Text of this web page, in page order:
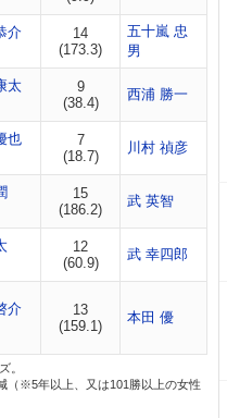
介
14
(173.3)
五十嵐 忠
男
太
9
(38.4)
西浦 勝一
也
7
(18.7)
川村 禎彦
15
(186.2)
武 英智
12
(60.9)
武 幸四郎
介
13
(159.1)
本田 優
。
（※5年以上、又は101勝以上の女性